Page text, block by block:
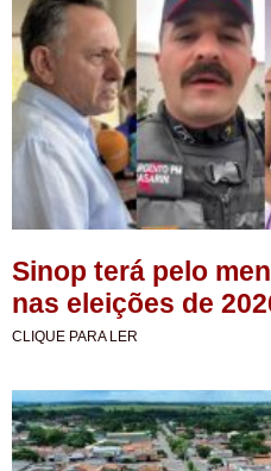
Sinop terá pelo
nas eleições de
CLIQUE PARA LER